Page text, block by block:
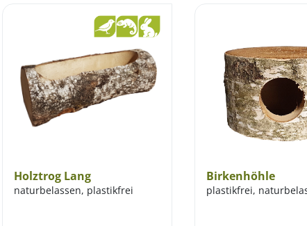
Holztrog Lang
naturbelassen, plastikfrei
Birkenhöhle
plastikfrei,